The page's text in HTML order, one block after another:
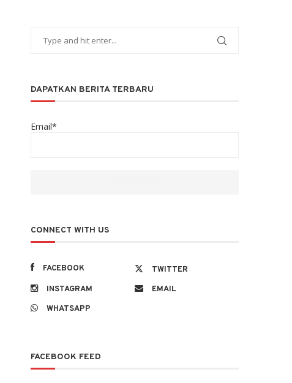
DAPATKAN BERITA TERBARU
Email*
CONNECT WITH US
FACEBOOK
TWITTER
INSTAGRAM
EMAIL
WHATSAPP
FACEBOOK FEED